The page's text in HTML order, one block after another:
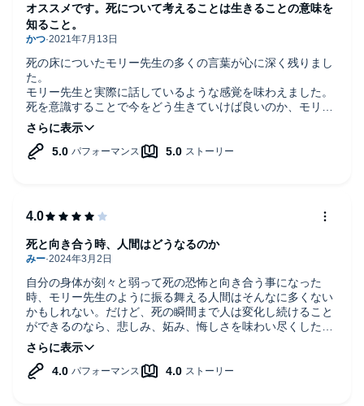
死の床についたモリー先生の多くの言葉が心に深く残りまし
た。
モリー先生と実際に話しているような感覚を味わえました。
死を意識することで今をどう生きていけば良いのか、モリー
先生の言葉を胸に今を大切に生きていきたいと思える一冊で
した。
ったです。
オススメです。
オススメです。死について考えることは生きることの意味を
知ること。
自分の身体が刻々と弱って死の恐怖と向き合う事になった
時、モリー先生のように振る舞える人間はそんなに多くない
かもしれない。だけど、死の瞬間まで人は変化し続けること
ができるのなら、悲しみ、妬み、悔しさを味わい尽くしたあ
とには、ユーモアと他の人や事象への愛を持てるかもしれな
い。
日本との文化の違いもあるから、この本の中の物語が綺麗な
死と向き合う時、人間はどうなるのか